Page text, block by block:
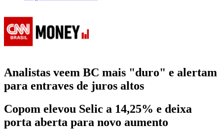
Analistas veem BC mais "duro" e alertam
para entraves de juros altos
Copom elevou Selic a 14,25% e deixa
porta aberta para novo aumento